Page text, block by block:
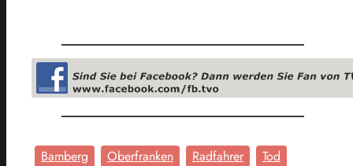
Bamberg Oberfranken Radfahrer
Tod